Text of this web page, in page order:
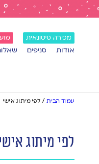
מכירה סיטונאית
אודות סניפים
עמוד הבית / לפי מיתוג אישי
לפי מיתוג